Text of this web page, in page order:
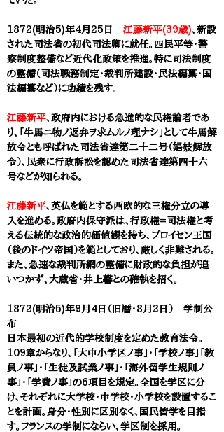
1872(明治5)年4月25日 江藤新平(39歳)、新設
された司法省の初代司法卿に就任。四民平等・警
察制度整備など近代化政策を推進。特に司法制度
の整備（司法職務制定・裁判所建設・民法編纂・国
法編纂など）に功績を残す。
江藤新平、政府内における急進的な民権論者であ
り、「牛馬ニ物ノ返弁ヲ求ムルノ理ナシ」として牛馬解
放令とも呼ばれた司法省達第二十二号（娼妓解放
令）、民衆に行政訴訟を認めた司法省達第四十六
号などが知られる。
江藤新平、英仏を範とする西欧的な三権分立の導
入を進める。政府内保守派は、行政権=司法権と考
える伝統的な政治的価値観を持ち、プロイセン王国
（後のドイツ帝国）を範としており、厳しく非難される。
また、急速な裁判所網の整備に財政的な負担が追
いつかず、大蔵省・井上馨との確執を招く。
1872(明治5)年9月4日（旧暦・8月2日） 学制公
布
日本最初の近代的学校制度を定めた教育法令。
109章からなり、「大中小学区ノ事」・「学校ノ事」「教
員ノ事」・「生徒及試業ノ事」・「海外留学生規則ノ
事」・「学費ノ事」の6項目を規定。全国を学区に分
け、それぞれに大学校・中学校・小学校を設置するこ
とを計画。身分・性別に区別なく、国民皆学を目指
す。フランスの学制にならい、学区制を採用。​